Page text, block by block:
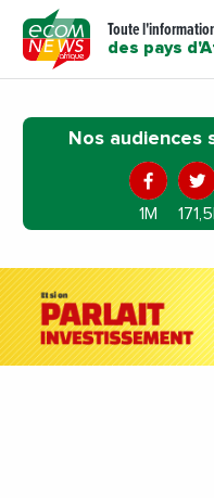
Toute
des pays
Nos audiences
1M